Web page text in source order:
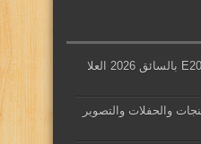
تأجير سيارات مرسيدس E200 بالسائق 2026 العلا
والحفلات والتصوير